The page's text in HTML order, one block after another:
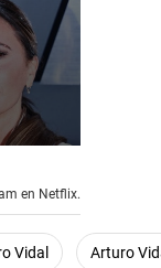
en Netflix.
Vidal Arturo